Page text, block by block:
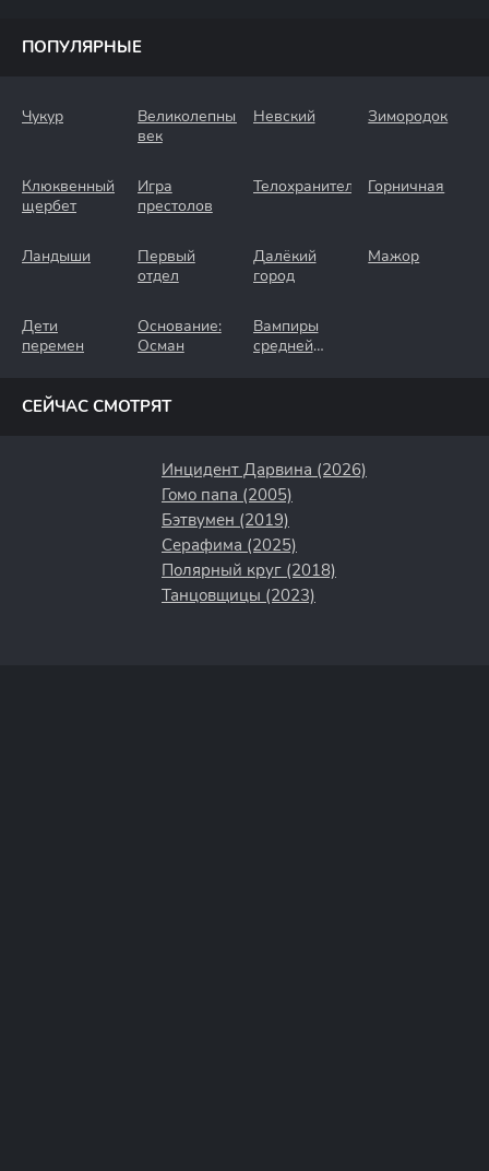
ПОПУЛЯРНЫЕ
Чукур
Великолепный
век
Невский Зимородок
Клюквенный
щербет
Игра
престолов
Телохранители Горничная
Ландыши
Первый
отдел
Далёкий
город
Мажор
Дети
перемен
Основание:
Осман
Вампиры
средней
СЕЙЧАС СМОТРЯТ
Инцидент Дарвина (2026)
Гомо папа (2005)
Бэтвумен (2019)
Серафима (2025)
Полярный круг (2018)
Танцовщицы (2023)